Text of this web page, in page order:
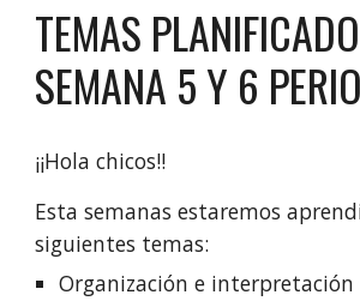
TEMAS
SEMANA 5 Y 6
¡¡Hola chicos!!
Esta semanas estaremos
siguientes temas:
Organización e interpretación